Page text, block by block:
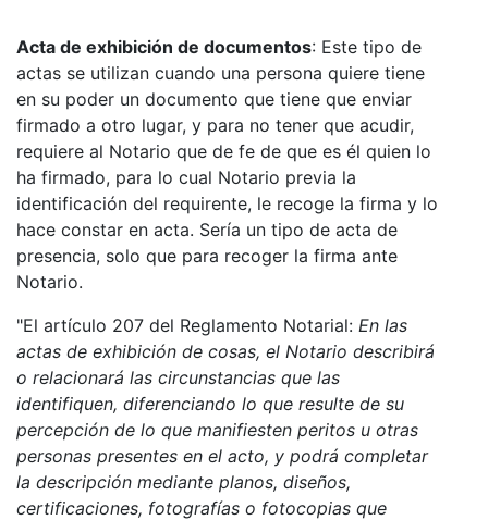
Acta de exhibición de documentos: Este tipo de
actas se utilizan cuando una persona quiere tiene
en su poder un documento que tiene que enviar
firmado a otro lugar, y para no tener que acudir,
requiere al Notario que de fe de que es él quien lo
ha firmado, para lo cual Notario previa la
identificación del requirente, le recoge la firma y lo
hace constar en acta. Sería un tipo de acta de
presencia, solo que para recoger la firma ante
Notario.
"El artículo 207 del Reglamento Notarial: En las
actas de exhibición de cosas, el Notario describirá
o relacionará las circunstancias que las
identifiquen, diferenciando lo que resulte de su
percepción de lo que manifiesten peritos u otras
personas presentes en el acto, y podrá completar
la descripción mediante planos, diseños,
certificaciones, fotografías o fotocopias que